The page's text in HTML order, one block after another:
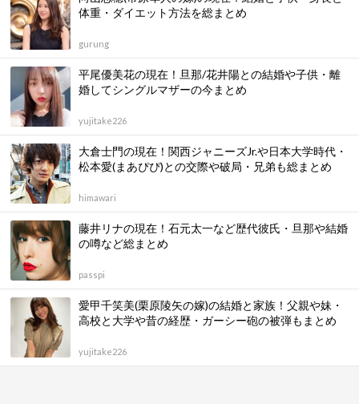
体重・ダイエット方法を総まとめ
gurung
平尾優美花の現在！旦那/花井陽との結婚や子供・離
婚してシングルマザーの今まとめ
yujitake226
大倉士門の現在！関西ジャニーズJr.や日本大学時代・
松本愛(まあぴぴ)との交際や破局・兄弟も総まとめ
himawari
藤井リナの現在！石元太一など歴代彼氏・旦那や結婚
の噂など総まとめ
passpi
愛甲千笑美(栗原陵矢の嫁)の結婚と家族！父親や妹・
高校と大学や昔の経歴・ガーシー砲の被弾もまとめ
yujitake226